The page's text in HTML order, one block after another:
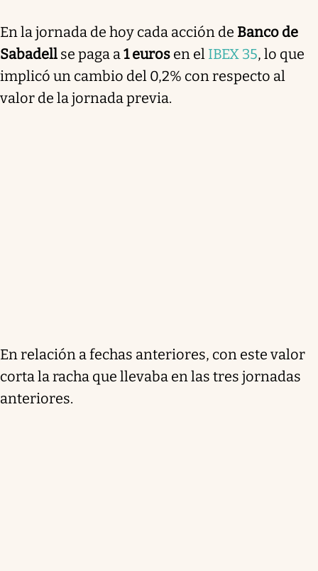
En la jornada de hoy cada acción de Banco de
Sabadell se paga a1 euros en el IBEX 35, lo que
implicó un cambio del 0,2% con respecto al
valor de la jornada previa.
En relación a fechas anteriores, con este valor
corta la racha que llevaba en las tres jornadas
anteriores.